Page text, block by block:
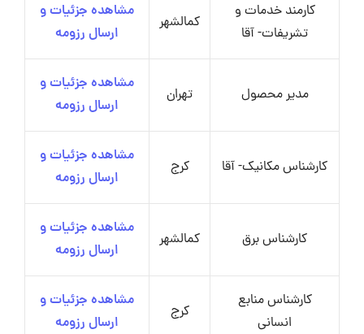
کارمند خدمات و
تشریفات- آقا
کمالشهر
مشاهده جزئیات و
ارسال رزومه
مدیر محصول تهران
مشاهده جزئیات و
ارسال رزومه
کارشناس مکانیک- آقا کرج
مشاهده جزئیات و
ارسال رزومه
کارشناس برق کمالشهر
مشاهده جزئیات و
ارسال رزومه
کارشناس منابع
انسانی
کرج
مشاهده جزئیات و
ارسال رزومه